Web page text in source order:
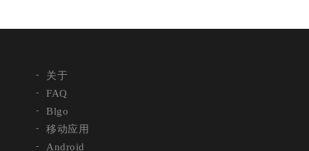
关于
FAQ
Blgo
移动应用
Android